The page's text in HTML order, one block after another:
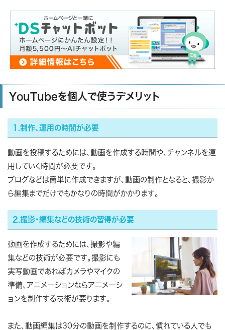
YouTubeを個人で使うデメリット
1.制作、運用の時間が必要
動画を投稿するためには、動画を作成する時間や、チャンネルを運
用していく時間が必要です。
ブログなどは簡単に作成できますが、動画の制作となると、撮影か
ら編集までだけでもかなりの時間がかかります。
2.撮影・編集などの技術の習得が必要
動画を作成するためには、撮影や編
集などの技術が必要です。撮影にも
実写動画であればカメラやマイクの
準備、アニメーションならアニメーシ
ョンを制作する技術が要ります。
また、動画編集は30分の動画を制作するのに、慣れている人でも